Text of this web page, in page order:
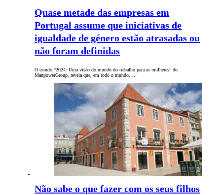
Quase metade das empresas em
Portugal assume que iniciativas de
igualdade de género estão atrasadas ou
não foram definidas
O estudo “2024: Uma visão do mundo do trabalho para as mulheres” do
ManpowerGroup, revela que, em todo o mundo,…
Não sabe o que fazer com os seus filhos